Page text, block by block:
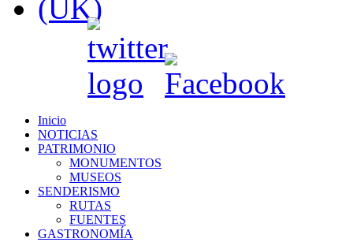
Inicio
NOTICIAS
PATRIMONIO
MONUMENTOS
MUSEOS
SENDERISMO
RUTAS
FUENTES
GASTRONOMÍA